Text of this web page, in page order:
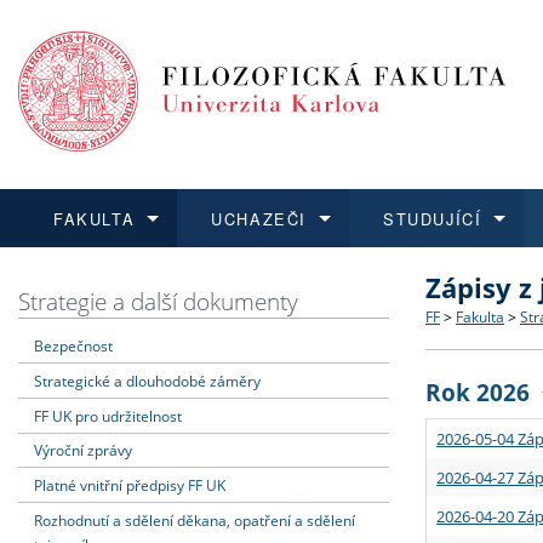
FAKULTA
Dozvědět se více
Struktura
Strategie
Podpora
UCHAZEČI
Podat přihlášku
Co
Učitelské
STUDUJÍCÍ
Dozvědět se více
Rigorózní
Dozvědět se více
O vědě a
Granty a
Dozvědět se více
Aktuální
Strategie a další dokumenty
Bezpečnost
Strategické a dlouhodobé záměry
FF UK pro udržitelnost
Výroční zprávy
Platné vnitřní předpisy FF UK
Rozhodnutí a sdělení děkana, opatření a sdělení
Zápisy
FF > Fakulta >
Rok 2026
2026-05-04
2026-04-27
2026-04-20